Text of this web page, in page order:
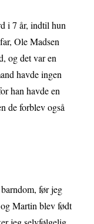
i 7 år, indtil hun
Ole Madsen
og det var en
havde ingen
han havde en
de forblev også
før jeg
Martin blev født